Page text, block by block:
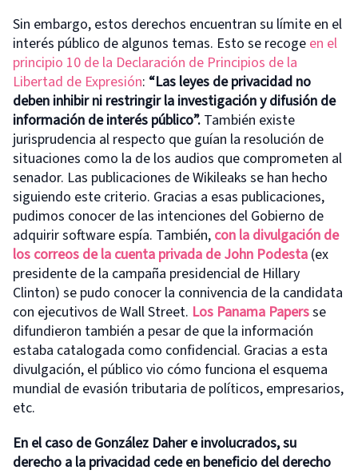
Sin embargo, estos derechos encuentran su límite en el
interés público de algunos temas. Esto se recoge en el
principio 10 de la Declaración de Principios de la
Libertad de Expresión: “Las leyes de privacidad no
deben inhibir ni restringir la investigación y difusión de
información de interés público”. También existe
jurisprudencia al respecto que guían la resolución de
situaciones como la de los audios que comprometen al
senador. Las publicaciones de Wikileaks se han hecho
siguiendo este criterio. Gracias a esas publicaciones,
pudimos conocer de las intenciones del Gobierno de
adquirir software espía. También, con la divulgación de
los correos de la cuenta privada de John Podesta (ex
presidente de la campaña presidencial de Hillary
Clinton) se pudo conocer la connivencia de la candidata
con ejecutivos de Wall Street. Los Panama Papersse
difundieron también a pesar de que la información
estaba catalogada como confidencial. Gracias a esta
divulgación, el público vio cómo funciona el esquema
mundial de evasión tributaria de políticos, empresarios,
etc.
En el caso de González Daher e involucrados,su
derecho a la privacidad cede en beneficio del derecho